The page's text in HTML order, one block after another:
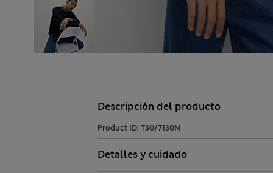
Descripción del producto
Product ID: T30/7130M
Detalles y cuidado